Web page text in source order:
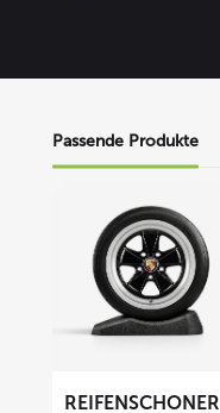
Passende Produkte
Reifenschoner
REIFENSCHONER